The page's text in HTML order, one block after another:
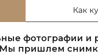
Как
фотографии
Мы пришлем